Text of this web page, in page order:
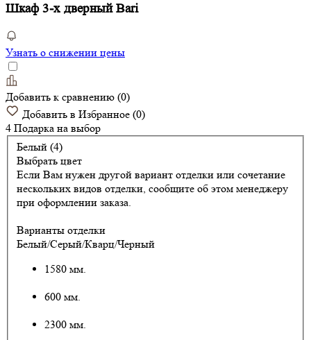
Шкаф 3-х дверный Bari
Узнать о снижении цены
Добавить к сравнению (0)
Добавить в Избранное (0)
4 Подарка на выбор
Белый (4)
Выбрать цвет
Если Вам нужен другой вариант отделки или сочетание
нескольких видов отделки, сообщите об этом менеджеру
при оформлении заказа.
Варианты отделки
Белый/Серый/Кварц/Черный
1580 мм.
600 мм.
2300 мм.